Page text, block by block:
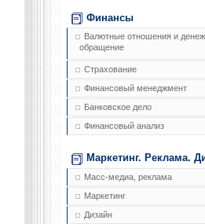
Финансы
Валютные отношения и
обращение
Страхование
Финансовый менеджмент
Банковское дело
Финансовый анализ
Маркетинг. Реклама.
Масс-медиа, реклама
Маркетинг
Дизайн